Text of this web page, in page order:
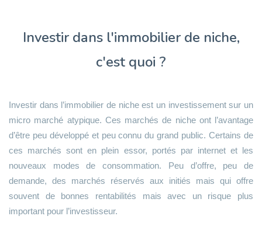
Investir dans l'immobilier de niche,
c'est quoi ?
Investir dans l’immobilier de niche est un investissement sur un
micro marché atypique. Ces marchés de niche ont l’avantage
d’être peu développé et peu connu du grand public. Certains de
ces marchés sont en plein essor, portés par internet et les
nouveaux modes de consommation. Peu d’offre, peu de
demande, des marchés réservés aux initiés mais qui offre
souvent de bonnes rentabilités mais avec un risque plus
important pour l’investisseur.